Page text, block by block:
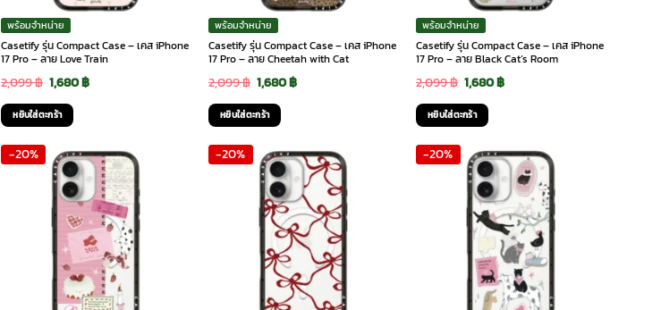
พร้อมจำหน่าย
Casetify รุ่น Compact Case – เคส iPhone
17 Pro – ลาย Love Train
2,099฿ Original
price
was:
2,099 ฿.
1,680฿Current
1,680 ฿.
หยิบใส่ตะกร้า
พร้อมจำหน่าย
Casetify รุ่น Compact Case – เคส iPhone
17 Pro – ลาย Cheetah with Cat
2,099฿ Original
price
was:
2,099 ฿.
1,680฿Current
1,680 ฿.
หยิบใส่ตะกร้า
พร้อมจำหน่าย
Casetify รุ่น Compact Case – เคส iPhone
17 Pro – ลาย Black Cat’s Room
2,099฿ Original
price
was:
2,099 ฿.
1,680฿Current
1,680 ฿.
หยิบใส่ตะกร้า
-20% -20% -20%